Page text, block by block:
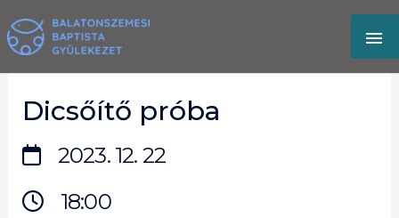
to
content
Dicsőítő próba
2023. 12. 22
18:00